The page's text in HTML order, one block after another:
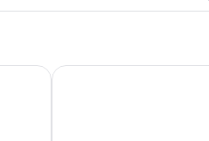
골든 플래닛 호텔 & 리조트